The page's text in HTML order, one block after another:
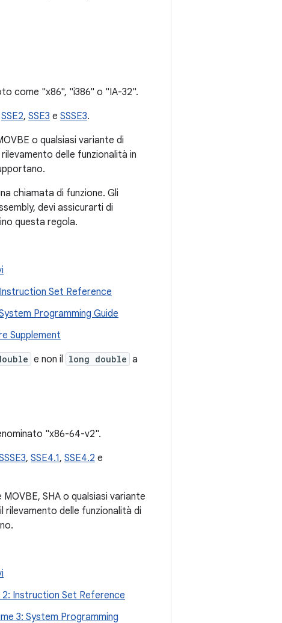
come "x86", "i386" o "IA-32".
SSE2, SSE3 e SSSE3.
o qualsiasi variante di
delle funzionalità in
chiamata di funzione. Gli
devi assicurarti di
questa regola.
Set Reference
Programming Guide
Supplement
e non il long double a
"x86-64-v2".
, SSE4.1, SSE4.2 e
SHA o qualsiasi variante
rilevamento delle funzionalità di
Instruction Set Reference
3: System Programming